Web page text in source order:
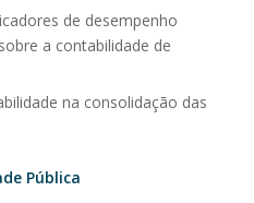
de desempenho
a contabilidade de
na consolidação das
Pública